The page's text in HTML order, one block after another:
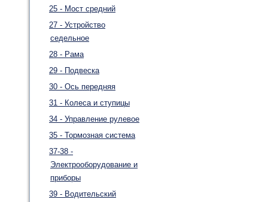
25 - Мост средний
27 - Устройство
седельное
28 - Рама
29 - Подвеска
30 - Ось передняя
31 - Колеса и ступицы
34 - Управление рулевое
35 - Тормозная система
37-38 -
Электрооборудование и
приборы
39 - Водительский